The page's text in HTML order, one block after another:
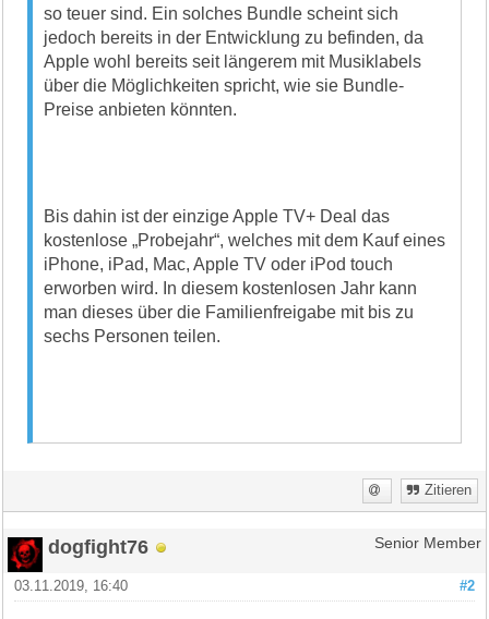
so teuer sind. Ein solches Bundle scheint sich
jedoch bereits in der Entwicklung zu befinden, da
Apple wohl bereits seit längerem mit Musiklabels
über die Möglichkeiten spricht, wie sie Bundle-
Preise anbieten könnten.
Bis dahin ist der einzige Apple TV+ Deal das
kostenlose „Probejahr“, welches mit dem Kauf eines
iPhone, iPad, Mac, Apple TV oder iPod touch
erworben wird. In diesem kostenlosen Jahr kann
man dieses über die Familienfreigabe mit bis zu
sechs Personen teilen.
Zitieren
dogfight76 Senior Member
#2
03.11.2019, 16:40